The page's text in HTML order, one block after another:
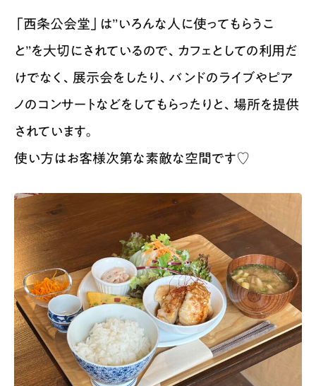
「西条公会堂」は”いろんな人に使ってもらうこ
と”を大切にされているので、カフェとしての利用だ
けでなく、展示会をしたり、バンドのライブやピア
ノのコンサートなどをしてもらったりと、場所を提供
されています。
使い方はお客様次第な素敵な空間です♡